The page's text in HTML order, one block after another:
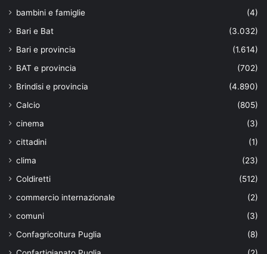
bambini e famiglie
(4)
Bari e Bat
(3.032)
Bari e provincia
(1.614)
BAT e provincia
(702)
Brindisi e provincia
(4.890)
Calcio
(805)
cinema
(3)
cittadini
(1)
clima
(23)
Coldiretti
(512)
commercio internazionale
(2)
comuni
(3)
Confagricoltura Puglia
(8)